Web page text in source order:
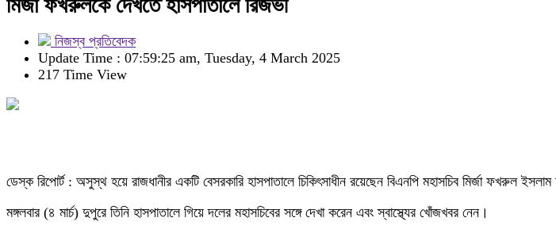
মির্জা ফখরুলকে দেখতে হাসপাতালে রিজভী
নিজস্ব প্রতিবেদক
Update Time : 07:59:25 am, Tuesday, 4 March 2025
217 Time View
ডেস্ক রিপোর্ট : অসুস্থ হয়ে রাজধানীর একটি বেসরকারি হাসপাতালে চিকিৎসাধীন রয়েছেন বিএনপি মহাসচিব মির্জা ফখরুল
মঙ্গলবার (৪ মার্চ) দুপুরে তিনি হাসপাতালে গিয়ে দলের মহাসচিবের সঙ্গে দেখা করেন এবং স্বাস্থ্যের খোঁজখবর নেন।